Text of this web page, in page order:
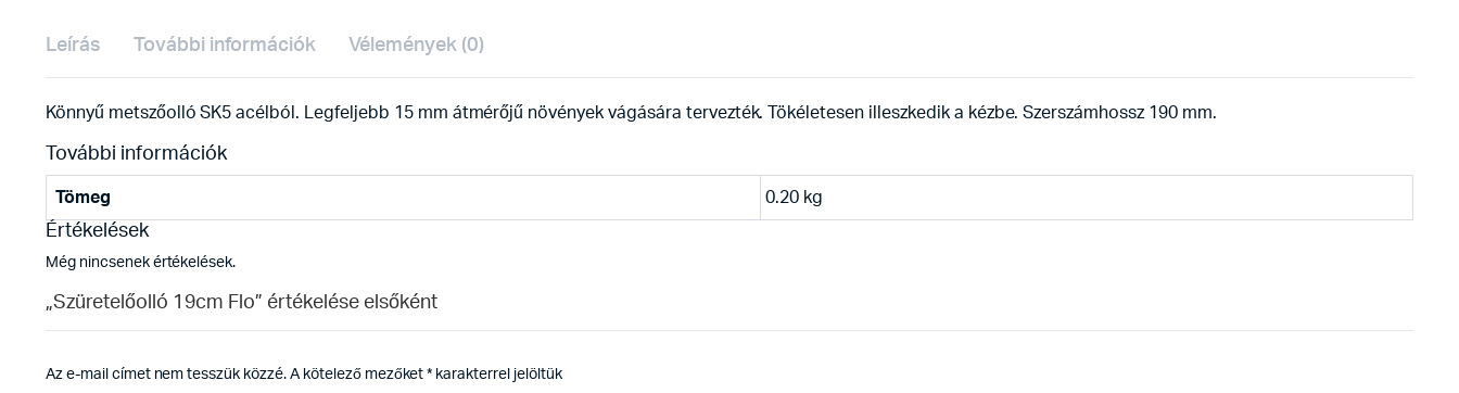
Leírás További információk Vélemények (0)
Könnyű metszőolló SK5 acélból. Legfeljebb 15 mm átmérőjű növények vágására tervezték. Tökéletesen illeszkedik a kézbe. Szerszámhossz 190 mm.
További információk
Tömeg 0.20 kg
Értékelések
Még nincsenek értékelések.
„Szüretelőolló 19cm Flo” értékelése elsőként
Az e-mail címet nem tesszük közzé. A kötelező mezőket* karakterrel jelöltük